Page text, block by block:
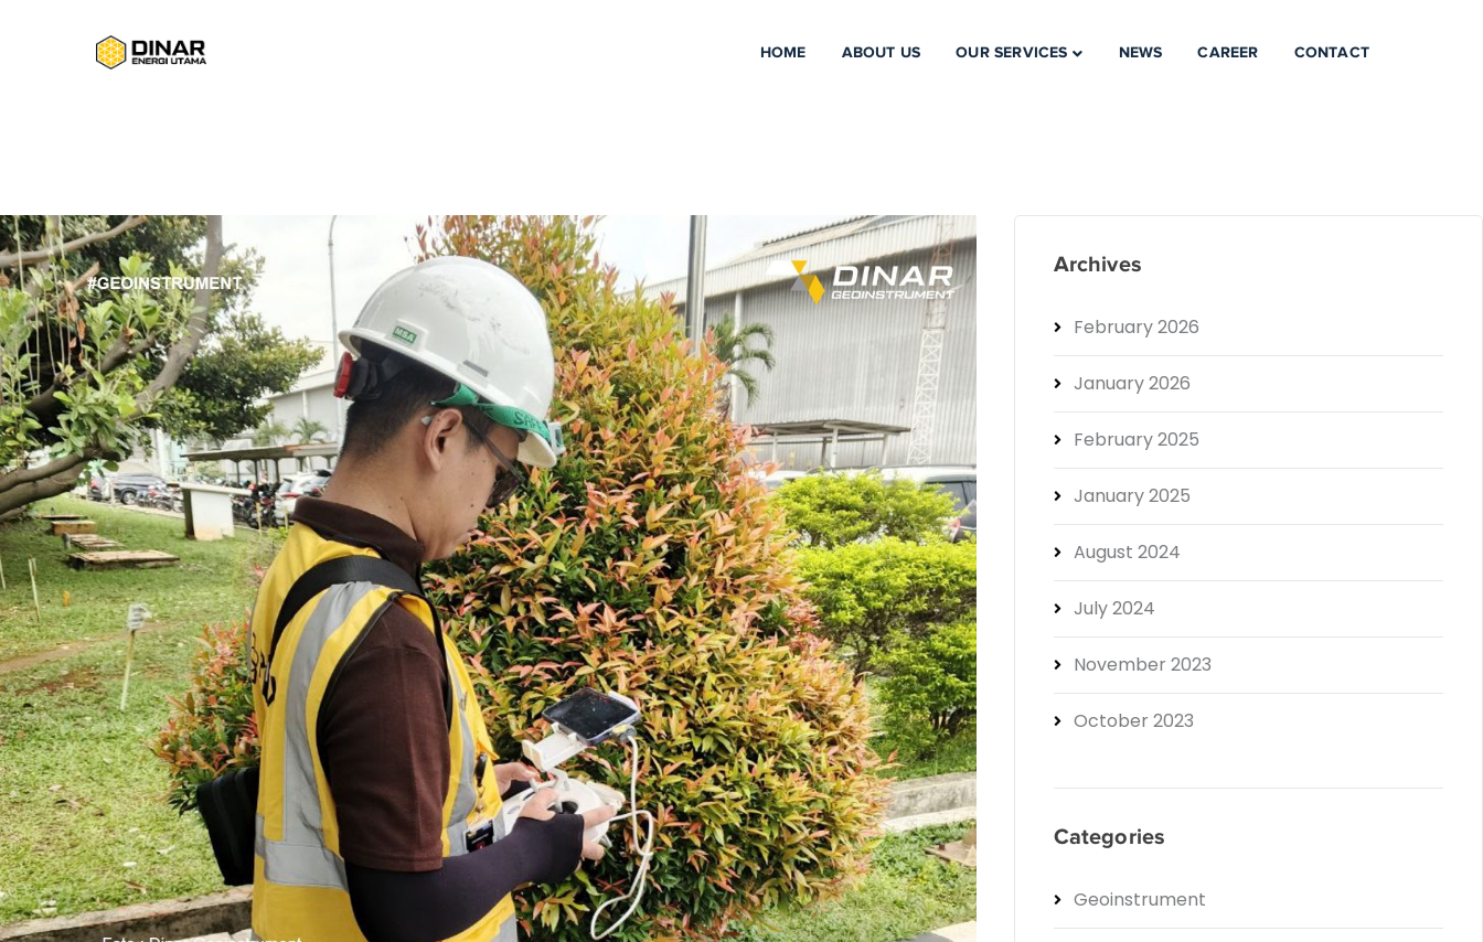
HOME ABOUT US OUR SERVICES NEWS CAREER CONTACT
Archives
February 2026
January 2026
February 2025
January 2025
August 2024
July 2024
November 2023
October 2023
Categories
Geoinstrument